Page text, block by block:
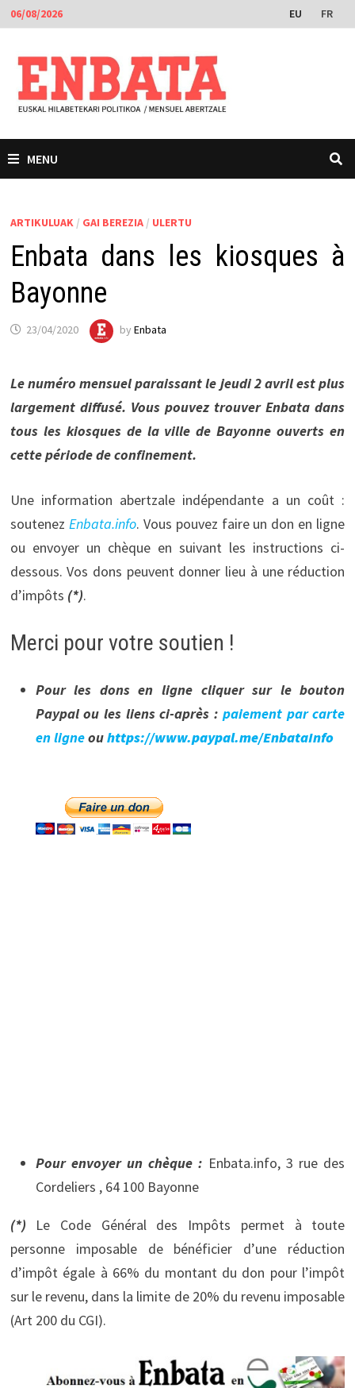
Skip
to
content
06/08/2026 EU FR
MENU
ARTIKULUAK / GAI BEREZIA/ ULERTU
Enbata dans les kiosques à
Bayonne
23/04/2020 by Enbata
Le numéro mensuel paraissant le jeudi 2 avril est plus
largement diffusé. Vous pouvez trouver Enbata dans
tous les kiosques de la ville de Bayonne ouverts en
cette période de confinement.
Une information abertzale indépendante a un coût :
soutenez Enbata.info. Vous pouvez faire un don en ligne
ou envoyer un chèque en suivant les instructions ci-
dessous. Vos dons peuvent donner lieu à une réduction
d’impôts (*).
Merci pour votre soutien !
Pour les dons en ligne cliquer sur le bouton
Paypal ou les liens ci-après : paiement par carte
en ligneouhttps://www.paypal.me/EnbataInfo
Pour envoyer un chèque : Enbata.info, 3 rue des
Cordeliers , 64 100 Bayonne
(*) Le Code Général des Impôts permet à toute
personne imposable de bénéficier d’une réduction
d’impôt égale à 66% du montant du don pour l’impôt
sur le revenu, dans la limite de 20% du revenu imposable
(Art 200 du CGI).